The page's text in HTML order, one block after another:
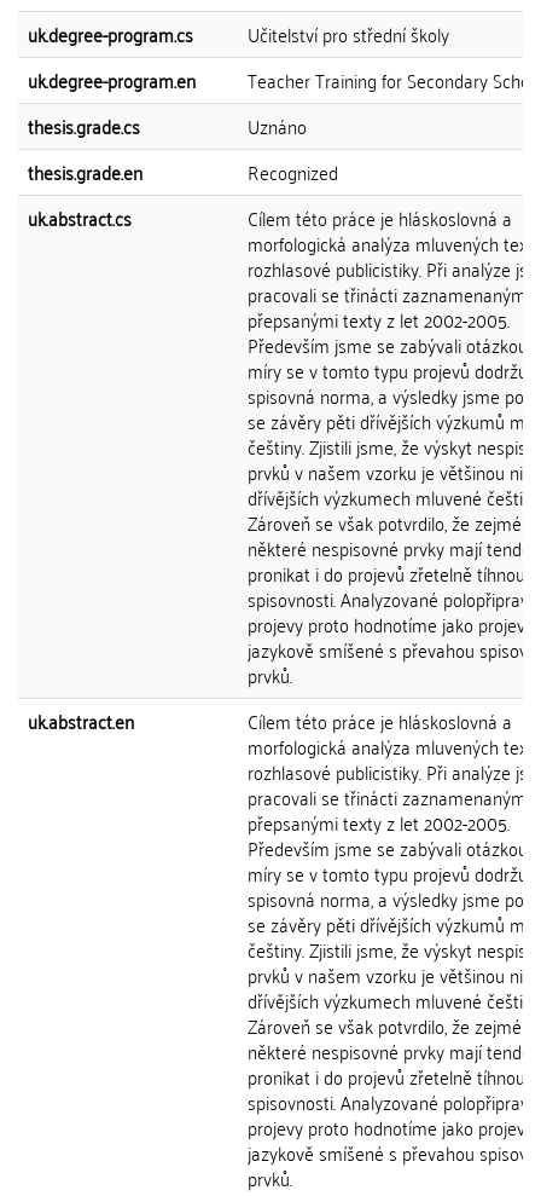
uk.degree-program.cs
Učitelství pro střední školy
uk.degree-program.en
Teacher Training for Secondary
thesis.grade.cs
Uznáno
thesis.grade.en
Recognized
uk.abstract.cs
Cílem této práce je hláskoslovná a
morfologická analýza mluvených
rozhlasové publicistiky. Při analýze
pracovali se třinácti zaznamenanými
přepsanými texty z let 2002-2005.
Především jsme se zabývali otázkou,
míry se v tomto typu projevů dodržuje
spisovná norma, a výsledky jsme
se závěry pěti dřívějších výzkumů
češtiny. Zjistili jsme, že výskyt
prvků v našem vzorku je většinou
dřívějších výzkumech mluvené
Zároveň se však potvrdilo, že zejména
některé nespisovné prvky mají
pronikat i do projevů zřetelně
spisovnosti. Analyzované
projevy proto hodnotíme jako projevy
jazykově smíšené s převahou
prvků.
uk.abstract.en
Cílem této práce je hláskoslovná a
morfologická analýza mluvených
rozhlasové publicistiky. Při analýze
pracovali se třinácti zaznamenanými
přepsanými texty z let 2002-2005.
Především jsme se zabývali otázkou,
míry se v tomto typu projevů dodržuje
spisovná norma, a výsledky jsme
se závěry pěti dřívějších výzkumů
češtiny. Zjistili jsme, že výskyt
prvků v našem vzorku je většinou
dřívějších výzkumech mluvené
Zároveň se však potvrdilo, že zejména
některé nespisovné prvky mají
pronikat i do projevů zřetelně
spisovnosti. Analyzované
projevy proto hodnotíme jako projevy
jazykově smíšené s převahou
prvků.